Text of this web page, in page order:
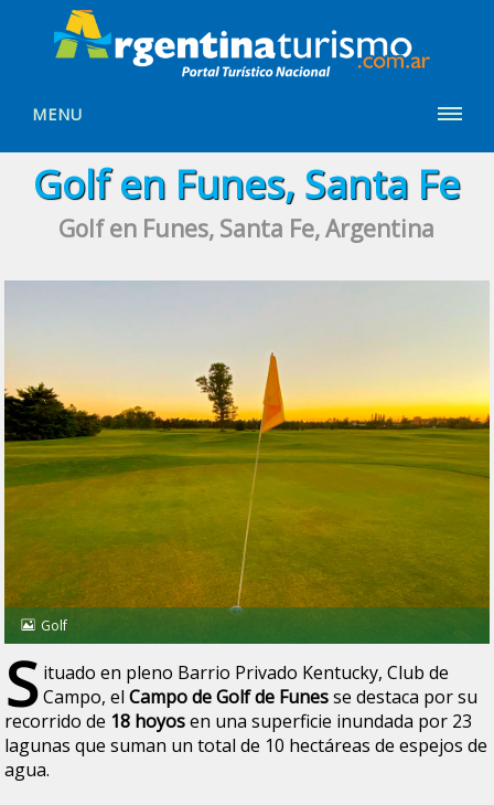
MENU
Golf en Funes, Santa Fe
Golf en Funes, Santa Fe, Argentina
Golf
S ituado en pleno Barrio Privado Kentucky, Club de
Campo, elCampo de Golf de Funesse destaca por su
recorrido de 18 hoyosen una superficie inundada por 23
lagunas que suman un total de 10 hectáreas de espejos de
agua.